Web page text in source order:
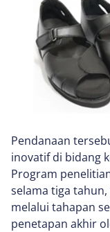
Pendanaan
inovatif di bidang
Program
selama tiga tahun,
melalui tahapan
penetapan akhir